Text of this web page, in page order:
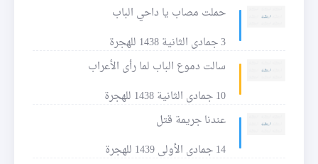
حملت مصاب يا داحي الباب
3 جمادى الثانية 1438 للهجرة
سالت دموع الباب لما رأى الأعراب
10 جمادى الثانية 1438 للهجرة
عندنا جريمة قتل
14 جمادى الأولى 1439 للهجرة